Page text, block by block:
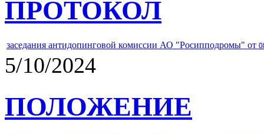
ПРОТОКОЛ
заседания антидопинговой комиссии АО "Росипподромы" от
5/10/2024
ПОЛОЖЕНИЕ